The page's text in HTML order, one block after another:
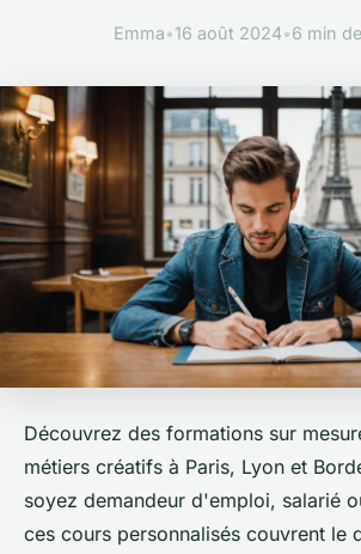
Emma•16 août 2024•6 min
Découvrez des formations sur
métiers créatifs à Paris, Lyon et
soyez demandeur d'emploi, salarié
ces cours personnalisés couvrent le